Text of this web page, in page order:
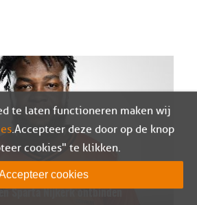
te laten functioneren maken wij
. Accepteer deze door op de knop
cookies" te klikken.
cookies